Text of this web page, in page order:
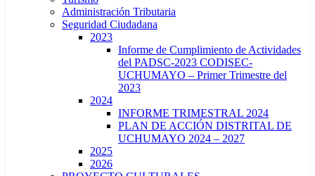
Administración Tributaria
Seguridad Ciudadana
2023
Informe de Cumplimiento de Actividades
del PADSC-2023 CODISEC-
UCHUMAYO – Primer Trimestre del
2023
2024
INFORME TRIMESTRAL 2024
PLAN DE ACCIÓN DISTRITAL DE
UCHUMAYO 2024 – 2027
2025
2026